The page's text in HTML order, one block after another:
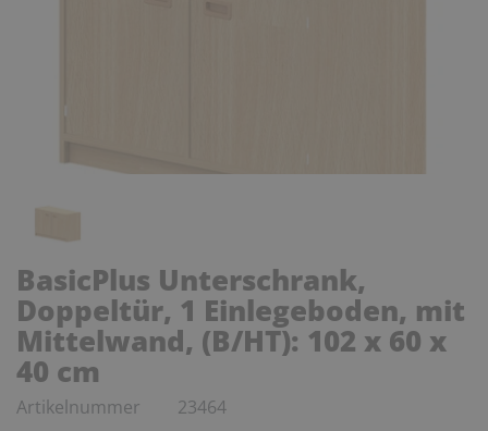
BasicPlus Unterschrank,
Doppeltür, 1 Einlegeboden, mit
Mittelwand, (B/HT): 102 x 60 x
40 cm
Artikelnummer 23464